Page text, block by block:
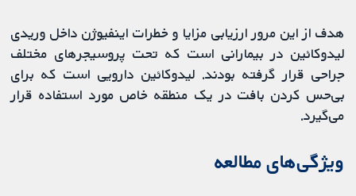
هدف از این مرور ارزیابی مزایا و خطرات اینفیوژن داخل وریدی
لیدوکائین در بیمارانی است که تحت پروسیجرهای مختلف
جراحی قرار گرفته بودند. لیدوکائین دارویی است که برای
بی‌حس کردن بافت در یک منطقه خاص مورد استفاده قرار
می‌گیرد.
ویژگی‌های مطالعه